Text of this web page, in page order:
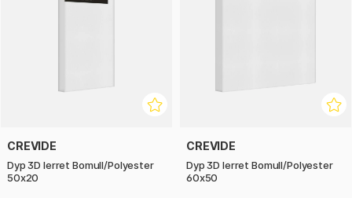
CREVIDE
Dyp 3D lerret Bomull/Polyester
50x20
CREVIDE
Dyp 3D lerret Bomull/Polyester
60x50